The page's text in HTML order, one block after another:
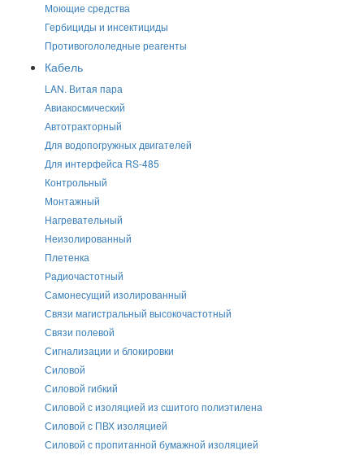
Моющие средства
Гербициды и инсектициды
Противогололедные реагенты
Кабель
LAN. Витая пара
Авиакосмический
Автотракторный
Для водопогружных двигателей
Для интерфейса RS-485
Контрольный
Монтажный
Нагревательный
Неизолированный
Плетенка
Радиочастотный
Самонесущий изолированный
Связи магистральный высокочастотный
Связи полевой
Сигнализации и блокировки
Силовой
Силовой гибкий
Силовой с изоляцией из сшитого полиэтилена
Силовой с ПВХ изоляцией
Силовой с пропитанной бумажной изоляцией